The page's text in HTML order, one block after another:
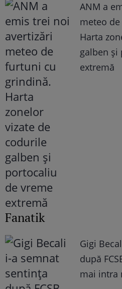
ANM a
meteo
Harta
galben și
extremă
Fanatik
Gigi
după
mai intra